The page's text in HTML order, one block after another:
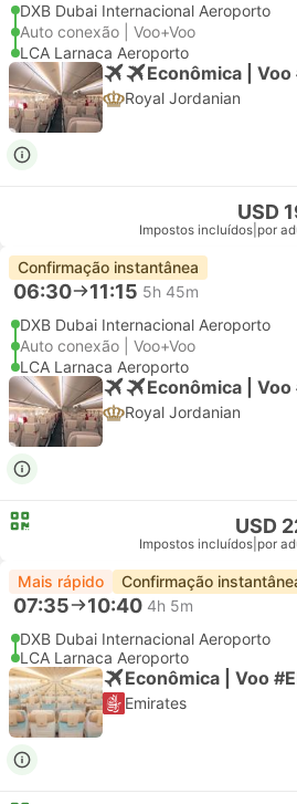
DXB Dubai Internacional Aeroporto
Auto conexão | Voo+Voo
LCA Larnaca Aeroporto
Econômica | Voo
Royal Jordanian
USD
Impostos incluídos por
Confirmação instantânea
06:30 11:15 5h 45m
DXB Dubai Internacional Aeroporto
Auto conexão | Voo+Voo
LCA Larnaca Aeroporto
Econômica | Voo
Royal Jordanian
USD
Impostos incluídos por
Mais rápido Confirmação
07:35 10:40 4h 5m
DXB Dubai Internacional Aeroporto
LCA Larnaca Aeroporto
Econômica | Voo
Emirates